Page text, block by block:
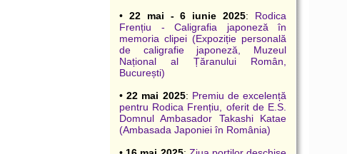
• 22 mai - 6 iunie 2025: Rodica
Frențiu - Caligrafia japoneză în
memoria clipei (Expoziție personală
de caligrafie japoneză, Muzeul
Național al Țăranului Român,
București)
•22 mai 2025: Premiu de excelență
pentru Rodica Frențiu, oferit de E.S.
Domnul Ambasador Takashi Katae
(Ambasada Japoniei în România)